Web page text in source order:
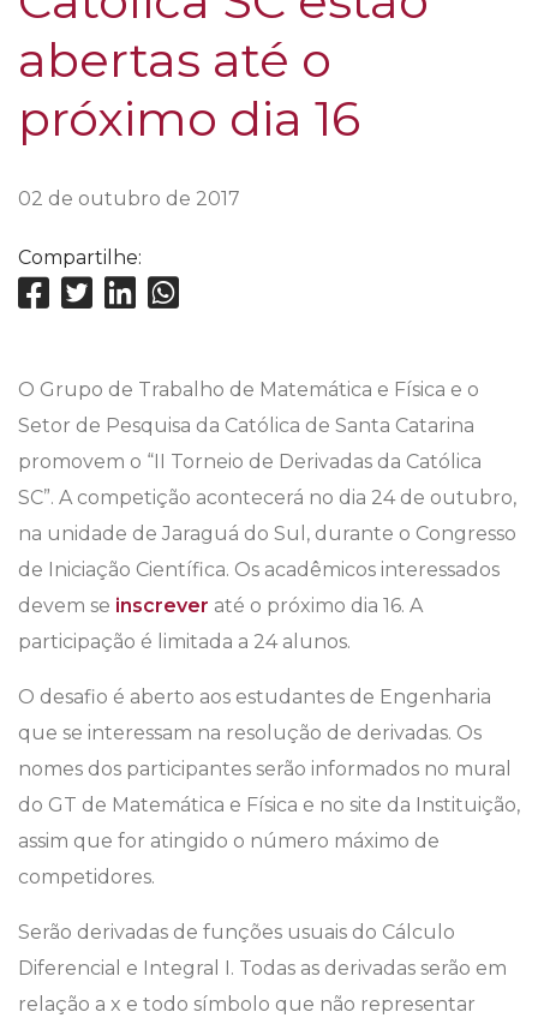
abertas até o
próximo dia 16
02 de outubro de 2017
Compartilhe:
O Grupo de Trabalho de Matemática e Física e o
Setor de Pesquisa da Católica de Santa Catarina
promovem o “II Torneio de Derivadas da Católica
SC”. A competição acontecerá no dia 24 de outubro,
na unidade de Jaraguá do Sul, durante o Congresso
de Iniciação Científica. Os acadêmicos interessados
devem se inscrever até o próximo dia 16. A
participação é limitada a 24 alunos.
O desafio é aberto aos estudantes de Engenharia
que se interessam na resolução de derivadas. Os
nomes dos participantes serão informados no mural
do GT de Matemática e Física e no site da Instituição,
assim que for atingido o número máximo de
competidores.
Serão derivadas de funções usuais do Cálculo
Diferencial e Integral I. Todas as derivadas serão em
relação a x e todo símbolo que não representar